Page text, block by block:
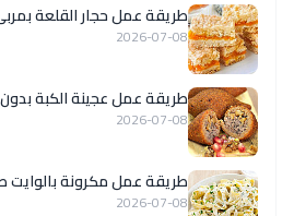
طريقة عمل حجار القلعة
2026-07-08
طريقة عمل عجينة الكبة
2026-07-08
طريقة عمل مكرونة
2026-07-08